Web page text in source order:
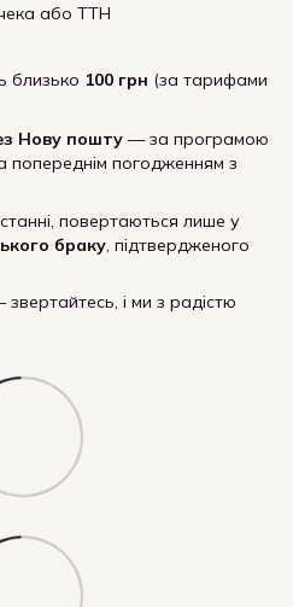
або ТТН
близько 100 грн (за тарифами
Нову пошту — за програмою
попереднім погодженням з
повертаються лише у
браку, підтвердженого
і ми з радістю